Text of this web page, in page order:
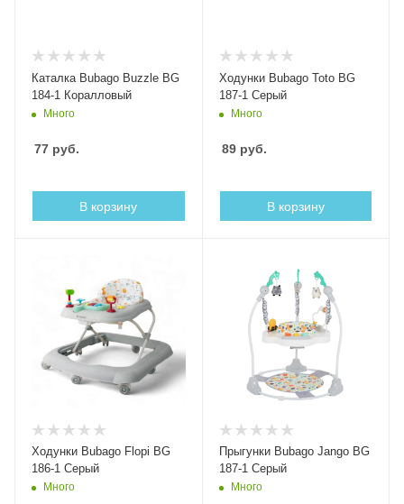
Каталка Bubago Buzzle BG
184-1 Коралловый
Много
77 руб.
В корзину
Ходунки Bubago Toto BG
187-1 Серый
Много
89руб.
В корзину
Ходунки Bubago Flopi BG
186-1 Серый
Много
Прыгунки Bubago Jango BG
187-1 Серый
Много